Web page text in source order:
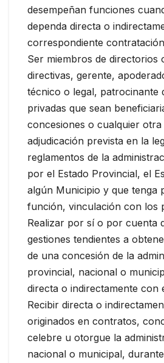
desempeñan funciones
dependa directa o
correspondiente
Ser miembros de directorios
directivas, gerente,
técnico o legal, patrocinante
privadas que sean
concesiones o cualquier
adjudicación prevista en la
reglamentos de la
por el Estado Provincial, el
algún Municipio y que tenga
función, vinculación con los
Realizar por sí o por cuenta
gestiones tendientes a
de una concesión de la
provincial, nacional o
directa o indirectamente con
Recibir directa o
originados en contratos,
celebre u otorgue la
nacional o municipal,